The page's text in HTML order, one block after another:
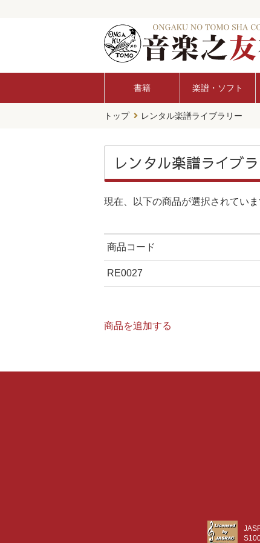
書籍 楽譜・ソフト
トップ レンタル楽譜ライブラリー
レンタル楽譜ライブ
現在、以下の商品が選択されていま
商品コード
RE0027
商品を追加する